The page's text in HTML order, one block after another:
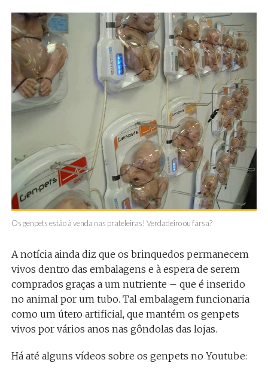
Os genpets estão à venda nas prateleiras! Verdadeiro ou farsa?
A notícia ainda diz que os brinquedos permanecem
vivos dentro das embalagens e à espera de serem
comprados graças a um nutriente – que é inserido
no animal por um tubo. Tal embalagem funcionaria
como um útero artificial, que mantém os genpets
vivos por vários anos nas gôndolas das lojas.
Há até alguns vídeos sobre os genpets no Youtube: